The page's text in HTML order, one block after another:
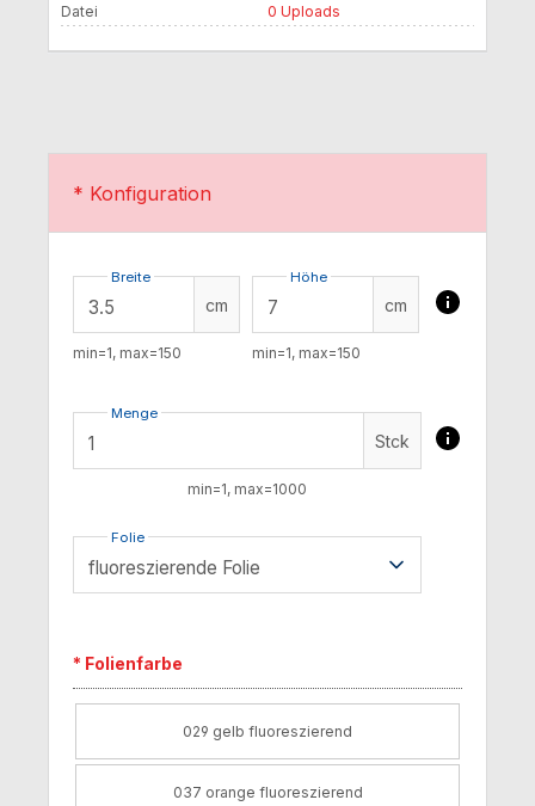
Datei
0 Uploads
* Konfiguration
Breite
cm
Höhe
cm
min=1, max=150 min=1, max=150
Menge
Stck
min=1, max=1000
Folie
* Folienfarbe
029 gelb fluoreszierend
037 orange fluoreszierend